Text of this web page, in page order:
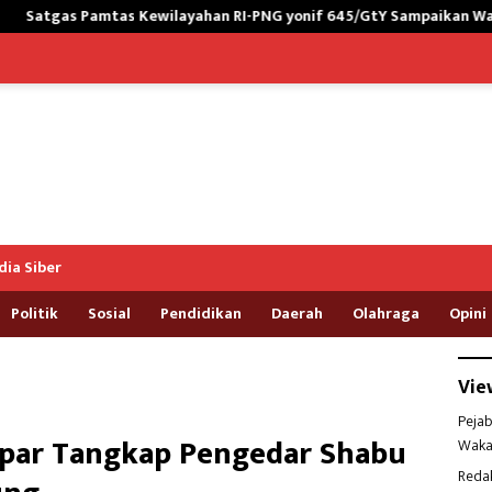
RI-PNG yonif 645/GtY Sampaikan Wasbang kepada Siswa
Siber
Politik Sosial Pendidikan Daerah Olahraga Opini
Tangkap Pengedar Shabu